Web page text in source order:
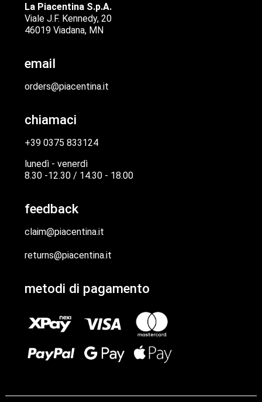
La Piacentina S.p.A.
Viale J.F. Kennedy, 20
46019 Viadana, MN
email
orders@piacentina.it
chiamaci
+39 0375 833124
lunedì - venerdì
8.30 -12.30 / 14.30 - 18.00
feedback
claim@piacentina.it
returns@piacentina.it
metodi di pagamento